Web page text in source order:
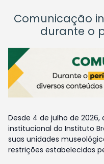
Comunicação
durante o
Desde 4 de julho de
institucional do Instituto
suas unidades
restrições estabelecidas